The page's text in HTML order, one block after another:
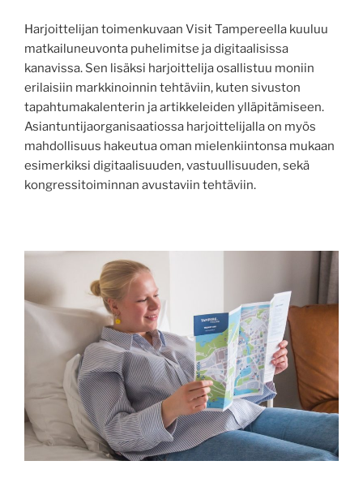
Harjoittelijan toimenkuvaan Visit Tampereella kuuluu
matkailuneuvonta puhelimitse ja digitaalisissa
kanavissa. Sen lisäksi harjoittelija osallistuu moniin
erilaisiin markkinoinnin tehtäviin, kuten sivuston
tapahtumakalenterin ja artikkeleiden ylläpitämiseen.
Asiantuntijaorganisaatiossa harjoittelijalla on myös
mahdollisuus hakeutua oman mielenkiintonsa mukaan
esimerkiksi digitaalisuuden, vastuullisuuden, sekä
kongressitoiminnan avustaviin tehtäviin.